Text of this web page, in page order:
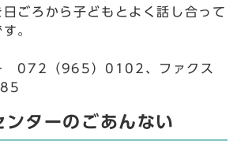
ごろから子どもとよく話し合って
。
072（965）0102、ファクス
ターのごあんない